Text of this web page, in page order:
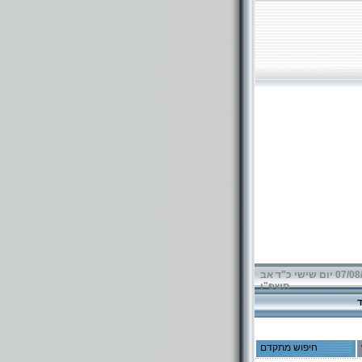
07/08/2026 יום שישי כ"ד אב
תשפ"ו
חיפוש מתקדם